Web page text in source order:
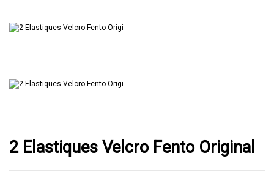
2 Elastiques Velcro Fento Original